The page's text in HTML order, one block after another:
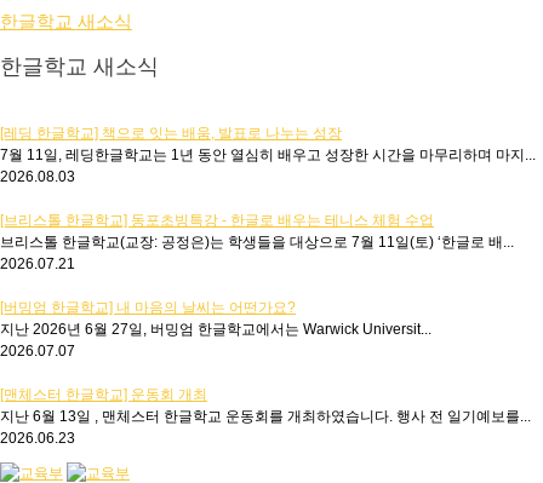
한글학교 새소식
한글학교 새소식
[레딩 한글학교] 책으로 잇는 배움, 발표로 나누는 성장
7월 11일, 레딩한글학교는 1년 동안 열심히 배우고 성장한 시간을 마무리하며 마지...
2026.08.03
[브리스톨 한글학교] 동포초빙특강 - 한글로 배우는 테니스 체험 수업
브리스톨 한글학교(교장: 공정은)는 학생들을 대상으로 7월 11일(토) ‘한글로 배...
2026.07.21
[버밍엄 한글학교] 내 마음의 날씨는 어떤가요?
지난 2026년 6월 27일, 버밍엄 한글학교에서는 Warwick Universit...
2026.07.07
[맨체스터 한글학교] 운동회 개최
지난 6월 13일 , 맨체스터 한글학교 운동회를 개최하였습니다. 행사 전 일기예보를...
2026.06.23